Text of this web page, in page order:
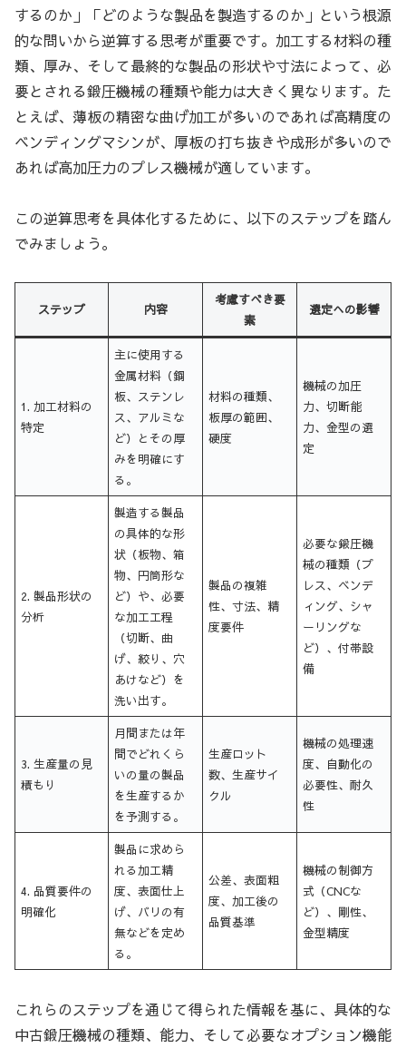
するのか」「どのような製品を製造するのか」という根源
的な問いから逆算する思考が重要です。加工する材料の種
類、厚み、そして最終的な製品の形状や寸法によって、必
要とされる鍛圧機械の種類や能力は大きく異なります。た
とえば、薄板の精密な曲げ加工が多いのであれば高精度の
ベンディングマシンが、厚板の打ち抜きや成形が多いので
あれば高加圧力のプレス機械が適しています。
この逆算思考を具体化するために、以下のステップを踏ん
でみましょう。
ステップ 内容
考慮すべき要
素
選定への影響
1. 加工材料の
特定
主に使用する
金属材料（鋼
板、ステンレ
ス、アルミな
ど）とその厚
みを明確にす
る。
材料の種類、
板厚の範囲、
硬度
機械の加圧
力、切断能
力、金型の選
定
2. 製品形状の
分析
製造する製品
の具体的な形
状（板物、箱
物、円筒形な
ど）や、必要
な加工工程
（切断、曲
げ、絞り、穴
あけなど）を
洗い出す。
製品の複雑
性、寸法、精
度要件
必要な鍛圧機
械の種類（プ
レス、ベンデ
ィング、シャ
ーリングな
ど）、付帯設
備
3. 生産量の見
積もり
月間または年
間でどれくら
いの量の製品
を生産するか
を予測する。
生産ロット
数、生産サイ
クル
機械の処理速
度、自動化の
必要性、耐久
性
4. 品質要件の
明確化
製品に求めら
れる加工精
度、表面仕上
げ、バリの有
無などを定め
る。
公差、表面粗
度、加工後の
品質基準
機械の制御方
式（CNCな
ど）、剛性、
金型精度
これらのステップを通じて得られた情報を基に、具体的な
中古鍛圧機械の種類、能力、そして必要なオプション機能